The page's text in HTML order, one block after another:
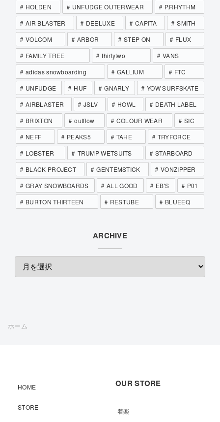
HOLDEN
UNFUDGE OUTERWEAR
P.RHYTHM
AIR BLASTER
DEELUXE CAPITA
SMITH
VOLCOM
ARBOR STEP ON
FLUX
FAMILY TREE
thirtytwo
VANS
adidas snowboarding
GALLIUM
FTC
UNFUDGE
HUF GNARLY
YOW SURFSKATE
AIRBLASTER
JSLV HOWL
DEATH LABEL
BRIXTON
outflow COLOUR WEAR
SIC
NEFF
PEAKS5 TAHE
TRYFORCE
LOBSTER
TRUMP WETSUITS
STARBOARD
BLACK PROJECT
GENTEMSTICK
VONZIPPER
GRAY SNOWBOARDS
ALL GOOD EB'S
P01
BURTON THIRTEEN
RESTUBE BLUEEQ
ARCHIVE
ホーム
HOME
STORE
OUR STORE
着楽